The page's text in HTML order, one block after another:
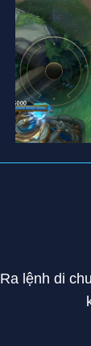
Ra lệnh di